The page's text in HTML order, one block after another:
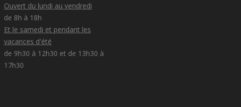
Ouvert du lundi au vendredi
de 8h à 18h
Et le samedi et pendant les
vacances d'été
de 9h30 à 12h30 et de 13h30 à
17h30